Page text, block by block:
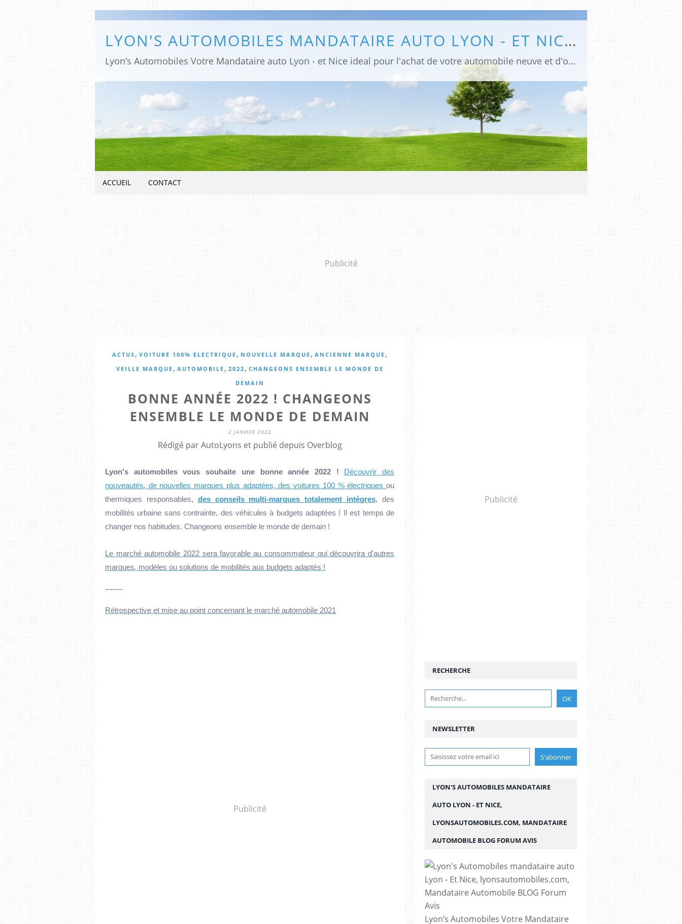
LYON'S AUTOMOBILES MANDATAIRE AUTO LYON - ET NICE, LYONSAUTOMOBILES.COM, MANDATAIRE AUTOMOBILE BLOG FORUM AVIS
Lyon’s Automobiles Votre Mandataire auto Lyon - et Nice ideal pour l'achat de votre automobile neuve et d'occasion, voiture neuve moins cher, voiture d'occasion moins cher, prix discount, Lyon discount mandataire auto, Paris discount auto mandataire, Marseille discount auto mandataire, Nice discount automobiles mandataire, Toulouse discount automobile mandataire, beynost discount auto mandataire, Chambery discount automobile mandataire, Annecy discount auto mandataire automobile, Bourg en bresse discount autos mandataire, Clermont ferrand discount automobile mandataire, Nantes autodiscount mandataire automobile, Bordeaux discount automobile mandataire, Valence autodiscount mandataire, Montelimard discount automobile mandataire, Saint etienne discount auto mandataire automobile, Chanas discount autos mandataire automobile, Aix en provence auto discount mandataire. Vitrolles discount auto mandataire automobile, Lyon's automobiles mandataire, marque N°1 DISCOUNT AUTO vous propose des remises conséquentes sur votre voiture d'occasion récente et neuve, voiture électrique. + de 800 véhicules en stock et immédiatement disponibles. Lyon's automobiles Votre voiture au meilleur prix ! Votre Mandataire en Autodiscount sur Décines (69) et Nice (06) ! Nous sommes N1 DU DISCOUNT AUTOMOBILE ! Lyon's automobiles votre mandataire a prix discount ! Forum automobile Avis Blog
ACCUEIL CONTACT
Publicité
ACTUS , VOITURE 100% ELECTRIQUE , NOUVELLE MARQUE , ANCIENNE MARQUE ,
VEILLE MARQUE , AUTOMOBILE , 2022 , CHANGEONS ENSEMBLE LE MONDE DE
DEMAIN
BONNE ANNÉE 2022 ! CHANGEONS
ENSEMBLE LE MONDE DE DEMAIN
2 JANVIER 2022
Rédigé par AutoLyons et publié depuis Overblog
Lyon's automobiles vous souhaite une bonne année 2022 !
Découvrir des
nouveautés, de nouvelles marques plus adaptées, des voitures 100 % électriques ou
thermiques responsables, des conseils multi-marques totalement intègres, des
mobilités urbaine sans contrainte, des véhicules à budgets adaptées ! Il est temps de
changer nos habitudes. Changeons ensemble le monde de demain !
Le marché automobile 2022 sera favorable au consommateur qui découvrira d'autres
marques, modèles ou solutions de mobilités aux budgets adaptés !
-------
Rétrospective et mise au point concernant le marché automobile 2021
Publicité
Publicité
NEWSLETTER
RECHERCHE
LYON'S AUTOMOBILES MANDATAIRE
AUTO LYON - ET NICE,
LYONSAUTOMOBILES.COM, MANDATAIRE
AUTOMOBILE BLOG FORUM AVIS
Lyon’s Automobiles Votre Mandataire